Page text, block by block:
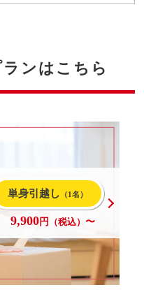
ンはこちら
単身引越し （1名）
9,900円 （税込） 〜